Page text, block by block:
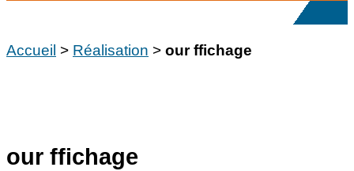
Accueil > Réalisation > our ffichage
our ffichage